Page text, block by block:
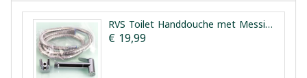
RVS Toilet Handdouche met Messing Kern Vesta
€ 19,99